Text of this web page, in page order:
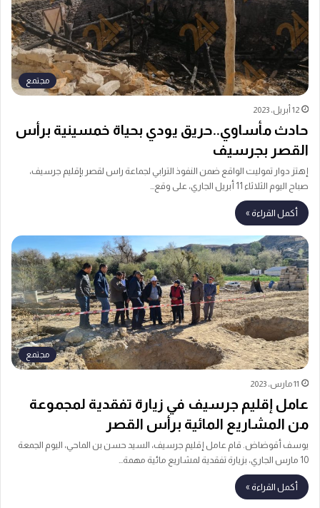
مجتمع
12 أبريل، 2023
حادث مأساوي..حريق يودي بحياة خمسينية برأس
القصر بجرسيف
إهتز دوار تموليت الواقع ضمن النفوذ الترابي لجماعة راس لقصر بإقليم جرسيف،
صباح اليوم الثلاثاء 11 أبريل الجاري، على وقع…
أكمل القراءة »
مجتمع
11 مارس، 2023
عامل إقليم جرسيف في زيارة تفقدية لمجموعة
من المشاريع المائية برأس القصر
يوسف أقوضاض. قام عامل إقليم جرسيف، السيد حسن بن الماحي، اليوم الجمعة
10 مارس الجاري، بزيارة تفقدية لمشاريع مائية مهمة…
أكمل القراءة »